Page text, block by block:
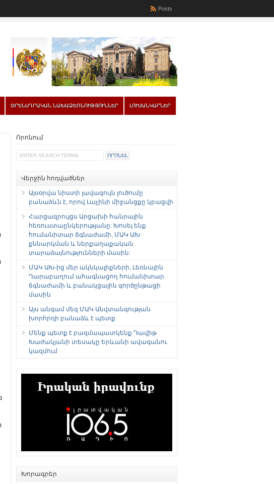
Posts
ՕՐԵՆՍԴՐԱԿԱՆ ՆԱԽԱՁԵՌՆՈՒԹՅՈՒՆՆԵՐ ԼՈՒՍԱՆԿԱՐՆԵՐ
Որոնում
Վերջին հոդվածներ
Այսօրվա նիստի լավագույն լուծումը
բանաձևն է, որով Լաչինի միջանցքը կբացվի
Հարցազրույցս Արցախի հանրային
հեռուստաընկերությանը: Խոսել ենք
հումանիտար ճգնաժամի, ՄԱԿ ԱԽ
քննարկման և ներքաղաքական
տարաձայնությունների մասին:
ՄԱԿ ԱԽ-ից մեր ակնկալիքների, Լեռնային
Ղարաբաղում ահագնացող հումանիտար
ճգնաժամի և բանակցային գործընթացի
մասին
Այս անգամ մեզ ՄԱԿ Անվտանգության
խորհրդի բանաձև է պետք
Մենք պետք է բազմապատկենք Դավիթ
Խաժակյանի տեսակը Երևանի ավագանու
կազմում
Խորագրեր